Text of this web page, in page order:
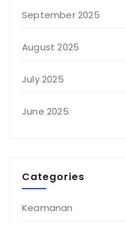
September 2025
August 2025
July 2025
June 2025
Categories
Keamanan